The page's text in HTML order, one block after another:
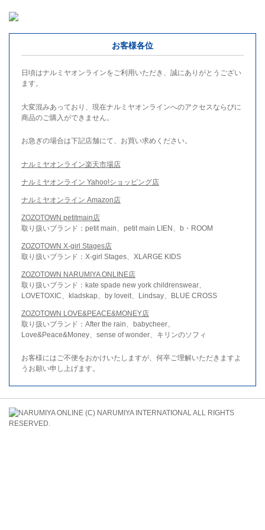
お客様各位
日頃はナルミヤオンラインをご利用いただき、誠にありがとうござい
ます。
大変混みあっており、現在ナルミヤオンラインへのアクセスならびに
商品のご購入ができません。
お急ぎの場合は下記店舗にて、お買い求めください。
ナルミヤオンライン楽天市場店
ナルミヤオンライン Yahoo!ショッピング店
ナルミヤオンライン Amazon店
ZOZOTOWN petitmain店
取り扱いブランド：petit main、petit main LIEN、b・ROOM
ZOZOTOWN X-girl Stages店
取り扱いブランド：X-girl Stages、XLARGE KIDS
ZOZOTOWN NARUMIYA ONLINE店
取り扱いブランド：kate spade new york childrenswear、
LOVETOXIC、kladskap、by loveit、Lindsay、BLUE CROSS
ZOZOTOWN LOVE&PEACE&MONEY店
取り扱いブランド：After the rain、babycheer、
Love&Peace&Money、sense of wonder、キリンのソフィ
お客様にはご不便をおかけいたしますが、何卒ご理解いただきますよ
うお願い申し上げます。